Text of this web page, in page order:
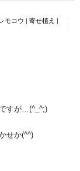
モコウ | 寄せ植え |
すが…(^_^;)
せか(^^)